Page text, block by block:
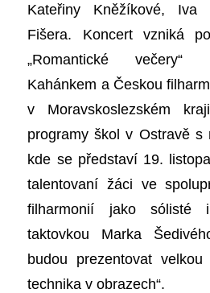
Kateřiny Kněžíkové,
Fišera. Koncert vzniká
„Romantické večery“
Kahánkem a Českou
v Moravskoslezském
programy škol v Ostravě s
kde se představí 19.
talentovaní žáci ve
filharmonií jako
taktovkou Marka
budou prezentovat
technika v obrazech“.